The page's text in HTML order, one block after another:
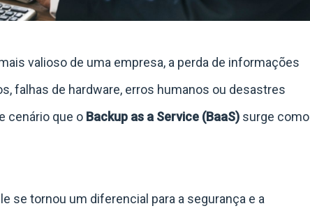
valioso de uma empresa, a perda de informações
falhas de hardware, erros humanos ou desastres
cenário que o Backup as a Service (BaaS) surge como
se tornou um diferencial para a segurança e a